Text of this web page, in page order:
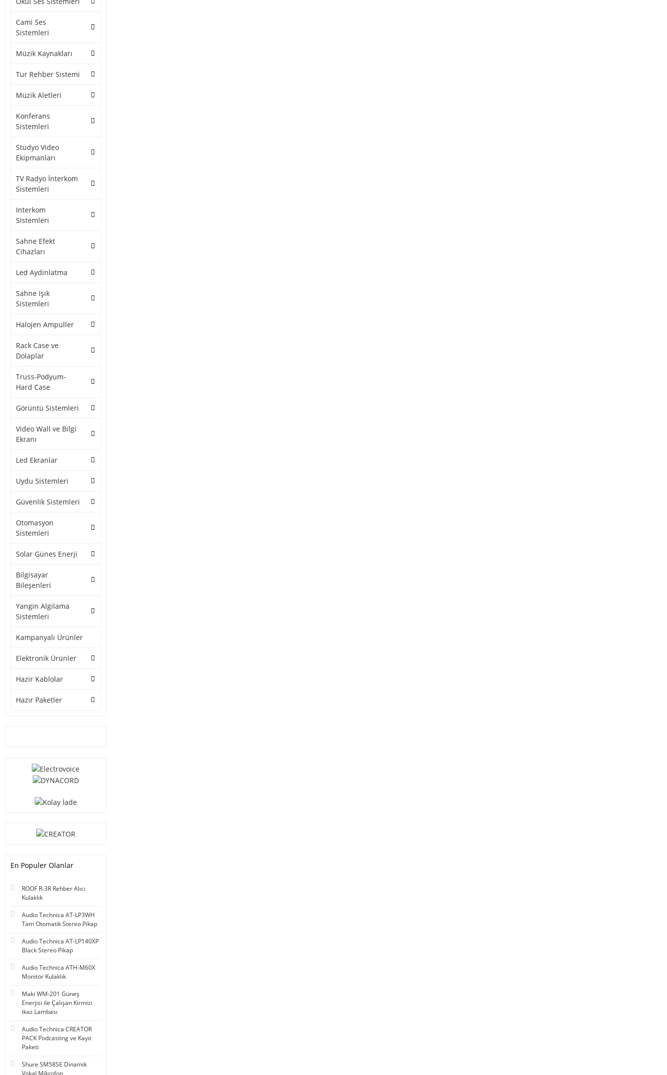
Cami Ses
Sistemleri
Müzik Kaynakları
Tur Rehber Sistemi
Müzik Aletleri
Konferans
Sistemleri
Stüdyo Video
Ekipmanları
TV Radyo İnterkom
Sistemleri
Interkom
Sistemleri
Sahne Efekt
Cihazları
Led Aydinlatma
Sahne Işık
Sistemleri
Halojen Ampuller
Rack Case ve
Dolaplar
Truss-Podyum-
Hard Case
Görüntü Sistemleri
Video Wall ve Bilgi
Ekranı
Led Ekranlar
Uydu Sistemleri
Güvenlik Sistemleri
Otomasyon
Sistemleri
Solar Günes Enerji
Bilgisayar
Bileşenleri
Yangin Algilama
Sistemleri
Kampanyalı Ürünler
Elektronik Ürünler
Hazir Kablolar
Hazır Paketler
En Populer Olanlar
ROOF R-3R Rehber Alıcı
Kulaklık
Audio Technica AT-LP3WH
Tam Otomatik Stereo Pikap
Audio Technica AT-LP140XP
Black Stereo Pikap
Audio Technica ATH-M60X
Monitör Kulaklık
Maki WM-201 Güneş
Enerjisi ile Çalışan Kirmizi
ikaz Lambası
Audio Technica CREATOR
PACK Podcasting ve Kayıt
Paketi
Shure SM58SE Dinamik